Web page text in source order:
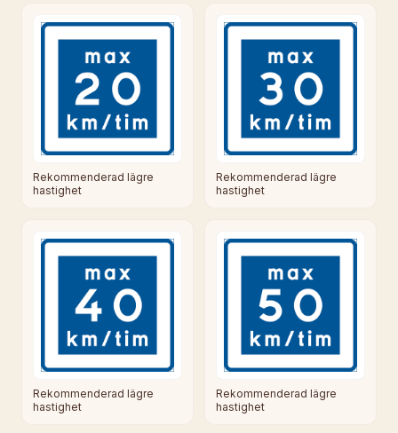
Rekommenderad lägre
hastighet
Rekommenderad lägre
hastighet
Rekommenderad lägre
hastighet
Rekommenderad lägre
hastighet